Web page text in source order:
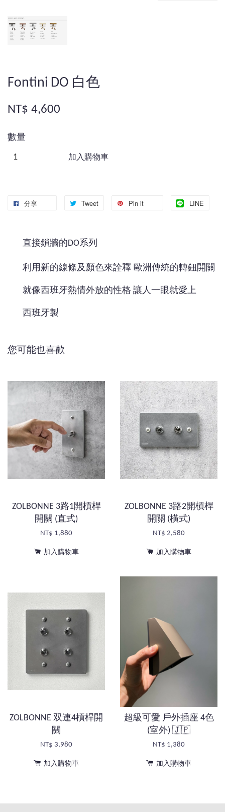
Fontini DO 白色
NT$ 4,600
數量
加入購物車
分享 Tweet Pin it LINE
直接鎖牆的DO系列
利用新的線條及顏色來詮釋 歐洲傳統的轉鈕開關
就像西班牙熱情外放的性格 讓人一眼就愛上
西班牙製
您可能也喜歡
ZOLBONNE 3路1開槓桿
開關 (直式)
NT$ 1,880
加入購物車
ZOLBONNE 3路2開槓桿
開關 (橫式)
NT$ 2,580
加入購物車
ZOLBONNE 双連4槓桿開
關
NT$ 3,980
加入購物車
超級可愛 戶外插座 4色
(室外) 🇯🇵
NT$ 1,380
加入購物車